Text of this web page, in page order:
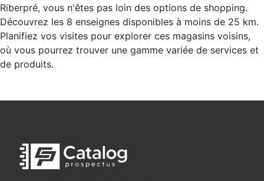
Riberpré, vous n'êtes pas loin des options de shopping.
Découvrez les 8 enseignes disponibles à moins de 25 km.
Planifiez vos visites pour explorer ces magasins voisins,
où vous pourrez trouver une gamme variée de services et
de produits.